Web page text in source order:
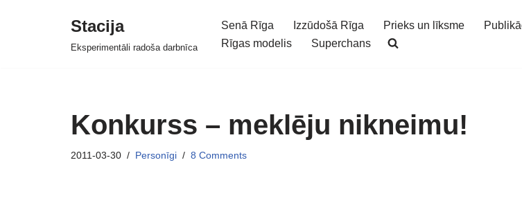
Stacija
Eksperimentāli radoša darbnīca
Senā Rīga Izzūdošā Rīga Prieks un līksme
Rīgas modelis
Superchans
Konkurss – meklēju nikneimu!
2011-03-30 Personīgi 8 Comments